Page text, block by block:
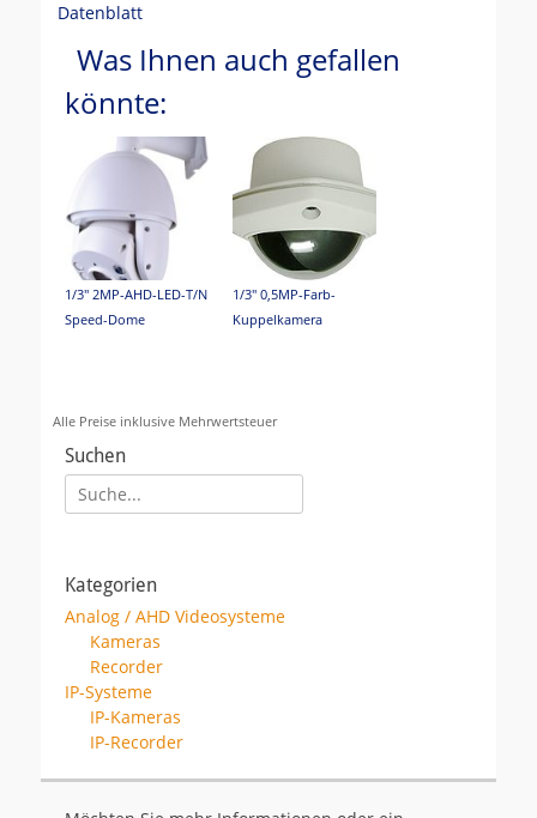
Datenblatt
Was Ihnen auch gefallen
könnte:
1/3" 2MP-AHD-LED-T/N
Speed-Dome
1/3" 0,5MP-Farb-
Kuppelkamera
Speed-
1/3"Farb- LED-T/N-Farb-Zyl.Kam.
Alle Preise inklusive Mehrwertsteuer
Suchen
Suche
für:
Kategorien
Analog / AHD Videosysteme
Kameras
Recorder
IP-Systeme
IP-Kameras
IP-Recorder